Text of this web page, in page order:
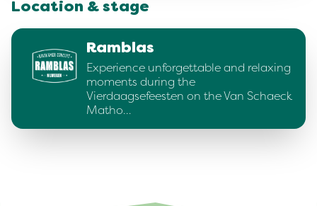
Location & stage
Ramblas
Experience unforgettable and relaxing
moments during the
Vierdaagsefeesten on the Van Schaeck
Matho…